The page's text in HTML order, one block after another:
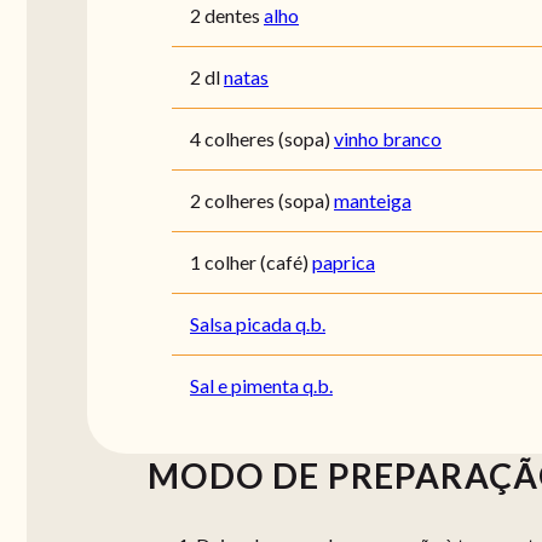
2 dentes alho
2 dlnatas
4 colheres (sopa)vinho branco
2 colheres (sopa)manteiga
1 colher (café)paprica
Salsa picada q.b.
Sal e pimenta q.b.
MODO DE